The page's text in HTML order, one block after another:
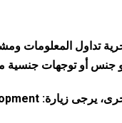
المعلومات
جنس أو توجهات جنسية